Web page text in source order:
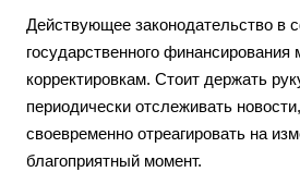
Действующее законодательство в
государственного финансирования
корректировкам. Стоит держать
периодически отслеживать
своевременно отреагировать на
благоприятный момент.